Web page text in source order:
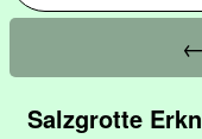
Salzgrotte